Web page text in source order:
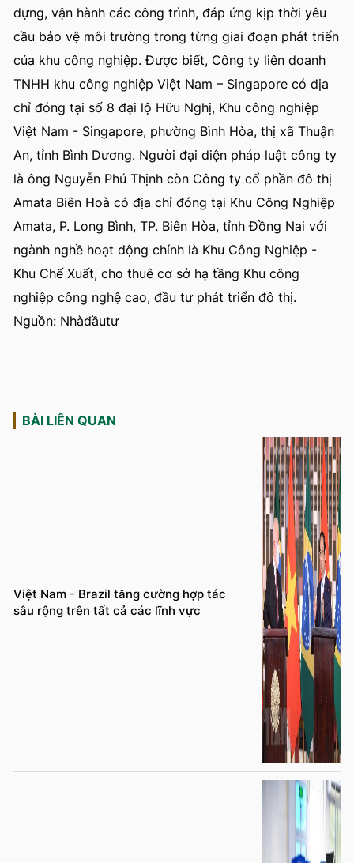
dựng, vận hành các công trình, đáp ứng kịp thời yêu
cầu bảo vệ môi trường trong từng giai đoạn phát triển
của khu công nghiệp. Được biết, Công ty liên doanh
TNHH khu công nghiệp Việt Nam – Singapore có địa
chỉ đóng tại số 8 đại lộ Hữu Nghị, Khu công nghiệp
Việt Nam - Singapore, phường Bình Hòa, thị xã Thuận
An, tỉnh Bình Dương. Người đại diện pháp luật công ty
là ông Nguyễn Phú Thịnh còn Công ty cổ phần đô thị
Amata Biên Hoà có địa chỉ đóng tại Khu Công Nghiệp
Amata, P. Long Bình, TP. Biên Hòa, tỉnh Đồng Nai với
ngành nghề hoạt động chính là Khu Công Nghiệp -
Khu Chế Xuất, cho thuê cơ sở hạ tầng Khu công
nghiệp công nghệ cao, đầu tư phát triển đô thị.
Nguồn: Nhàđầutư
BÀI LIÊN QUAN
Việt Nam - Brazil tăng cường hợp tác
sâu rộng trên tất cả các lĩnh vực